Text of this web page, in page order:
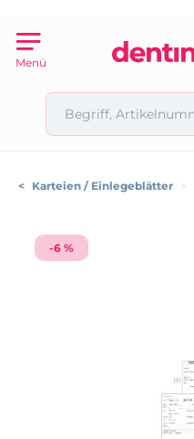
Menü
< Karteien / Einlegeblätter >
-6 %